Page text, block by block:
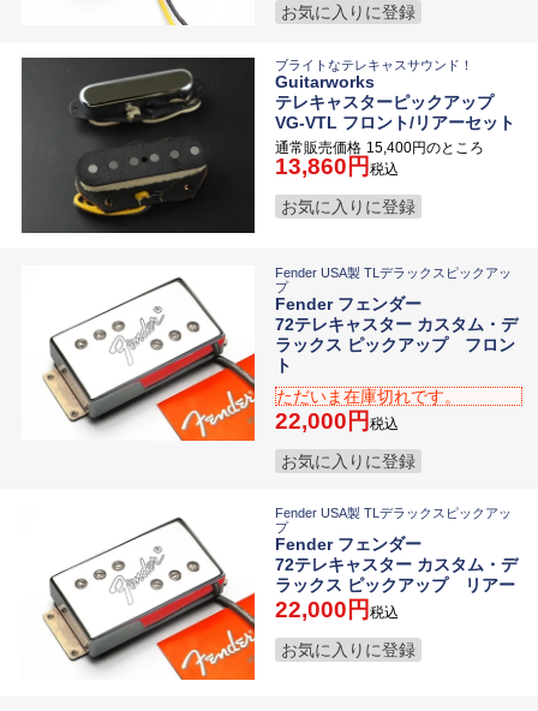
お気に入りに登録
ブライトなテレキャスサウンド！
Guitarworks
テレキャスターピックアップ
VG-VTL フロント/リアーセット
通常販売価格 15,400 のところ
13,860 税込
お気に入りに登録
Fender USA製 TLデラックスピックアッ
プ
Fender フェンダー
72テレキャスター カスタム・デ
ラックス ピックアップ フロン
ト
ただいま在庫切れです。
22,000 税込
お気に入りに登録
Fender USA製 TLデラックスピックアッ
プ
Fender フェンダー
72テレキャスター カスタム・デ
ラックス ピックアップ リアー
22,000 税込
お気に入りに登録